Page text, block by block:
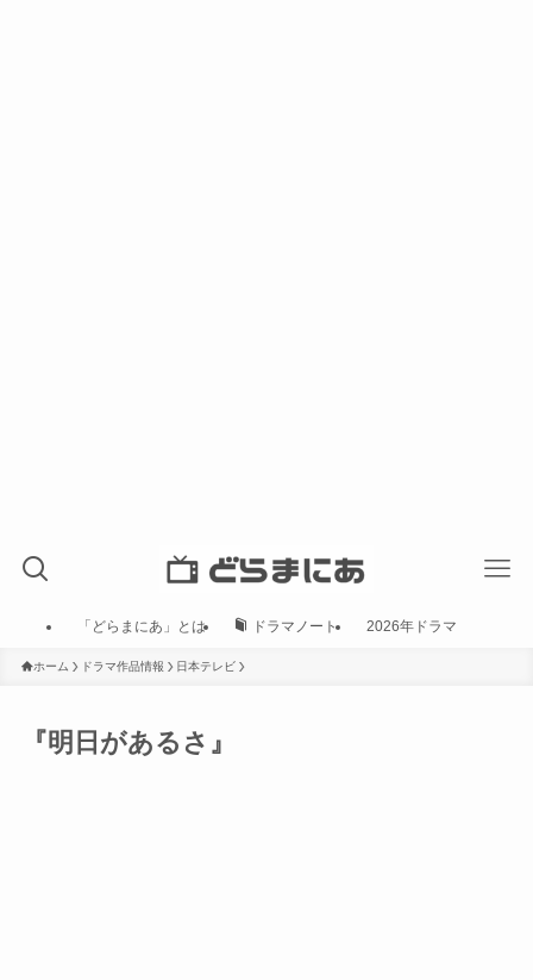
「どらまにあ」とは ドラマノート 2026年ドラマ
ホーム ドラマ作品情報 日本テレビ
『明日があるさ』